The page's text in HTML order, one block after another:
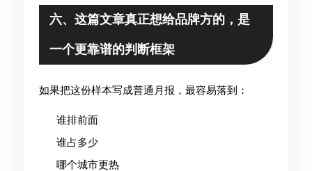
六、这篇文章真正想给品牌方的，是
一个更靠谱的判断框架
如果把这份样本写成普通月报，最容易落到：
谁排前面
谁占多少
哪个城市更热